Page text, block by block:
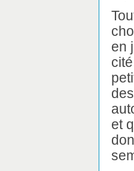
en
et